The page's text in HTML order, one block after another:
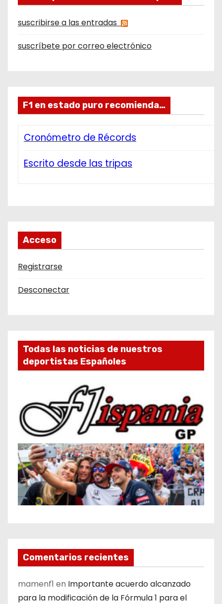
suscribirse a las entradas
suscríbete por correo electrónico
F1 en estado puro recomienda…
Cronómetro de Récords
Escrito desde las tripas
Acceso
Registrarse
Desconectar
Todas las noticias de nuestros
deportistas Españoles
Comentarios recientes
mamenf1 en Importante acuerdo alcanzado
para la modificación de la Fórmula 1 para el